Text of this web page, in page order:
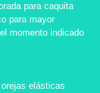
para caquita
para mayor
momento indicado
elásticas